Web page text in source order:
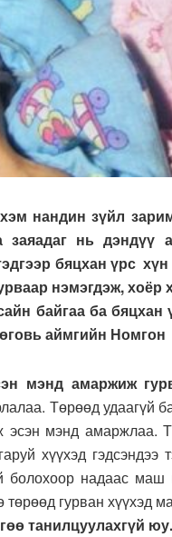
нандин зүйл
заяадаг нь дэндүү
бяцхан үрс
нэмэгдэж,
байгаа ба
аймгийн
мэнд амаржиж
Төрөөд удаагүй
эсэн мэнд амаржлаа.
хүүхэд
болохоор надаас маш
төрөөд гурван хүүхэд
танилцуулахгүй